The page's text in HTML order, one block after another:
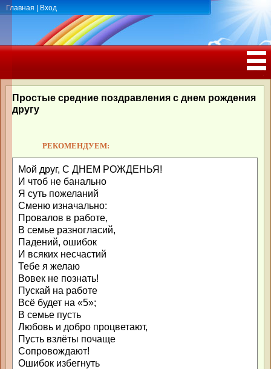
Главная Вход
РОЖДЕНИЯ, ЮБИЛЕЕМ
Простые средние поздравления с днем рождения
другу
РЕКОМЕНДУЕМ:
Мой друг, С ДНЕМ РОЖДЕНЬЯ!
И чтоб не банально
Я суть пожеланий
Сменю изначально:
Провалов в работе,
В семье разногласий,
Падений, ошибок
И всяких несчастий
Тебе я желаю
Вовек не познать!
Пускай на работе
Всё будет на «5»;
В семье пусть
Любовь и добро процветают,
Пусть взлёты почаще
Сопровождают!
Ошибок избегнуть